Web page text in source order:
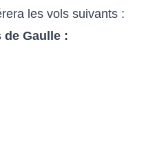
les vols suivants :
de Gaulle :